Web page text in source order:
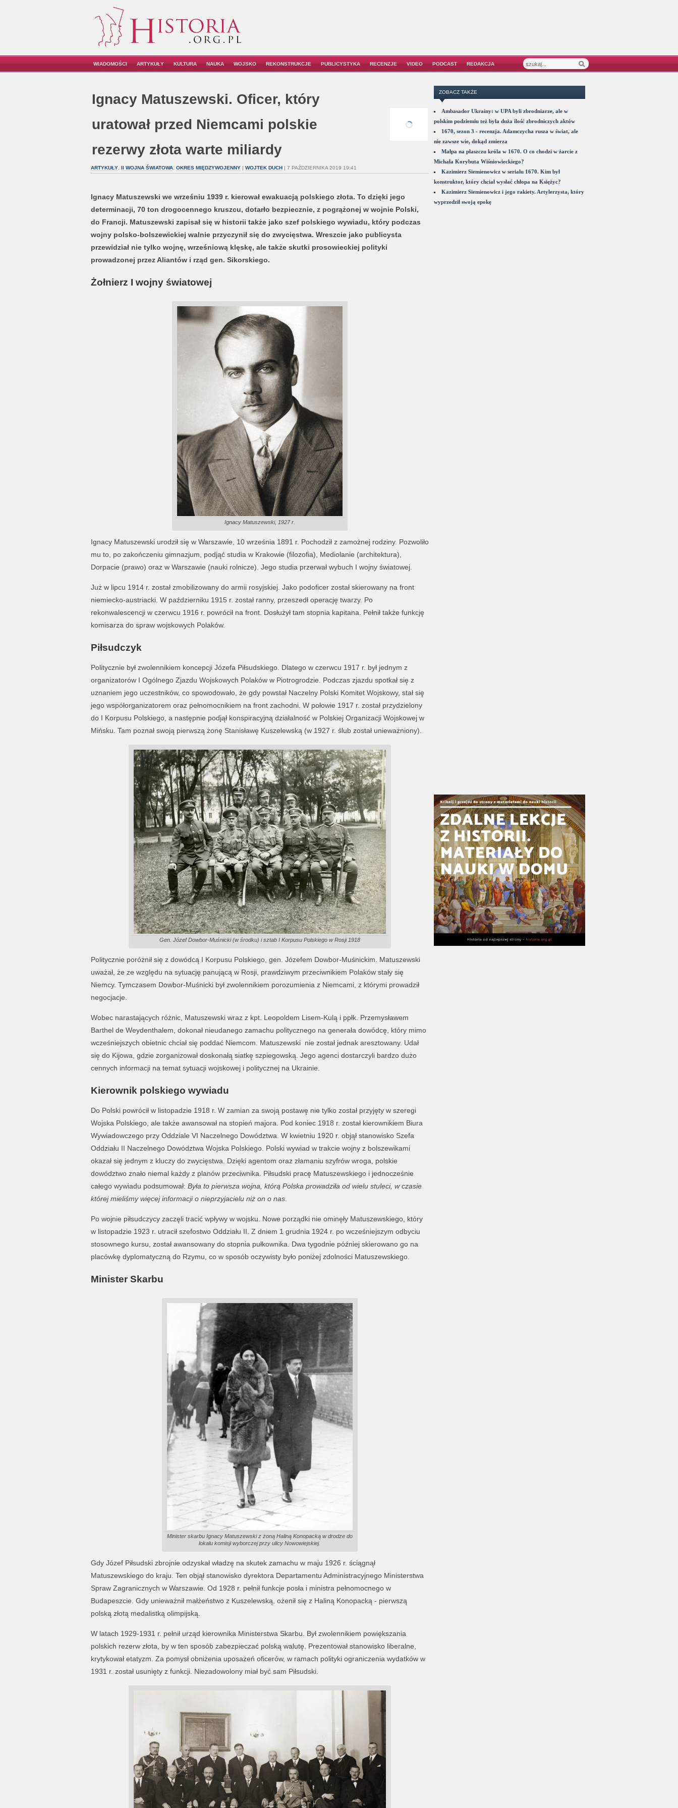
WIADOMOŚCI ARTYKUŁY KULTURA NAUKA WOJSKO REKONSTRUKCJE PUBLICYSTYKA RECENZJE VIDEO PODCAST REDAKCJA
Ignacy Matuszewski. Oficer, który
uratował przed Niemcami polskie
rezerwy złota warte miliardy
ARTYKUŁY, II WOJNA ŚWIATOWA, OKRES MIĘDZYWOJENNY| WOJTEK DUCH| 7 PAŹDZIERNIKA 2019 19:41
Ignacy Matuszewski we wrześniu 1939 r. kierował ewakuacją polskiego złota. To dzięki jego
determinacji, 70 ton drogocennego kruszcu, dotarło bezpiecznie, z pogrążonej w wojnie Polski,
do Francji. Matuszewski zapisał się w historii także jako szef polskiego wywiadu, który podczas
wojny polsko-bolszewickiej walnie przyczynił się do zwycięstwa. Wreszcie jako publicysta
przewidział nie tylko wojnę, wrześniową klęskę, ale także skutki prosowieckiej polityki
prowadzonej przez Aliantów i rząd gen. Sikorskiego.
Żołnierz I wojny światowej
Ignacy Matuszewski, 1927 r.
Ignacy Matuszewski urodził się w Warszawie, 10 września 1891 r. Pochodził z zamożnej rodziny. Pozwoliło
mu to, po zakończeniu gimnazjum, podjąć studia w Krakowie (filozofia), Mediolanie (architektura),
Dorpacie (prawo) oraz w Warszawie (nauki rolnicze). Jego studia przerwał wybuch I wojny światowej.
Już w lipcu 1914 r. został zmobilizowany do armii rosyjskiej. Jako podoficer został skierowany na front
niemiecko-austriacki. W październiku 1915 r. został ranny, przeszedł operację twarzy. Po
rekonwalescencji w czerwcu 1916 r. powrócił na front. Dosłużył tam stopnia kapitana. Pełnił także funkcję
komisarza do spraw wojskowych Polaków.
Piłsudczyk
Politycznie był zwolennikiem koncepcji Józefa Piłsudskiego. Dlatego w czerwcu 1917 r. był jednym z
organizatorów I Ogólnego Zjazdu Wojskowych Polaków w Piotrogrodzie. Podczas zjazdu spotkał się z
uznaniem jego uczestników, co spowodowało, że gdy powstał Naczelny Polski Komitet Wojskowy, stał się
jego współorganizatorem oraz pełnomocnikiem na front zachodni. W połowie 1917 r. został przydzielony
do I Korpusu Polskiego, a następnie podjął konspiracyjną działalność w Polskiej Organizacji Wojskowej w
Mińsku. Tam poznał swoją pierwszą żonę Stanisławę Kuszelewską (w 1927 r. ślub został unieważniony).
Gen. Józef Dowbor-Muśnicki (w środku) i sztab I Korpusu Polskiego w Rosji 1918
Politycznie poróżnił się z dowódcą I Korpusu Polskiego, gen. Józefem Dowbor-Muśnickim. Matuszewski
uważał, że ze względu na sytuację panującą w Rosji, prawdziwym przeciwnikiem Polaków stały się
Niemcy. Tymczasem Dowbor-Muśnicki był zwolennikiem porozumienia z Niemcami, z którymi prowadził
negocjacje.
Wobec narastających różnic, Matuszewski wraz z kpt. Leopoldem Lisem-Kulą i ppłk. Przemysławem
Barthel de Weydenthalem, dokonał nieudanego zamachu politycznego na generała dowódcę, który mimo
wcześniejszych obietnic chciał się poddać Niemcom. Matuszewski nie został jednak aresztowany. Udał
się do Kijowa, gdzie zorganizował doskonałą siatkę szpiegowską. Jego agenci dostarczyli bardzo dużo
cennych informacji na temat sytuacji wojskowej i politycznej na Ukrainie.
Kierownik polskiego wywiadu
Do Polski powrócił w listopadzie 1918 r. W zamian za swoją postawę nie tylko został przyjęty w szeregi
Wojska Polskiego, ale także awansował na stopień majora. Pod koniec 1918 r. został kierownikiem Biura
Wywiadowczego przy Oddziale VI Naczelnego Dowództwa. W kwietniu 1920 r. objął stanowisko Szefa
Oddziału II Naczelnego Dowództwa Wojska Polskiego. Polski wywiad w trakcie wojny z bolszewikami
okazał się jednym z kluczy do zwycięstwa. Dzięki agentom oraz złamaniu szyfrów wroga, polskie
dowództwo znało niemal każdy z planów przeciwnika. Piłsudski pracę Matuszewskiego i jednocześnie
całego wywiadu podsumował: Była to pierwsza wojna, którą Polska prowadziła od wielu stuleci, w czasie
której mieliśmy więcej informacji o nieprzyjacielu niż on o nas.
Po wojnie piłsudczycy zaczęli tracić wpływy w wojsku. Nowe porządki nie ominęły Matuszewskiego, który
w listopadzie 1923 r. utracił szefostwo Oddziału II. Z dniem 1 grudnia 1924 r. po wcześniejszym odbyciu
stosownego kursu, został awansowany do stopnia pułkownika. Dwa tygodnie później skierowano go na
placówkę dyplomatyczną do Rzymu, co w sposób oczywisty było poniżej zdolności Matuszewskiego.
Minister Skarbu
Minister skarbu Ignacy Matuszewski z żoną Haliną Konopacką w drodze do
lokalu komisji wyborczej przy ulicy Nowowiejskiej.
Gdy Józef Piłsudski zbrojnie odzyskał władzę na skutek zamachu w maju 1926 r. ściągnął
Matuszewskiego do kraju. Ten objął stanowisko dyrektora Departamentu Administracyjnego Ministerstwa
Spraw Zagranicznych w Warszawie. Od 1928 r. pełnił funkcje posła i ministra pełnomocnego w
Budapeszcie. Gdy unieważnił małżeństwo z Kuszelewską, ożenił się z Haliną Konopacką - pierwszą
polską złotą medalistką olimpijską.
W latach 1929-1931 r. pełnił urząd kierownika Ministerstwa Skarbu. Był zwolennikiem powiększania
polskich rezerw złota, by w ten sposób zabezpieczać polską walutę. Prezentował stanowisko liberalne,
krytykował etatyzm. Za pomysł obniżenia uposażeń oficerów, w ramach polityki ograniczenia wydatków w
1931 r. został usunięty z funkcji. Niezadowolony miał być sam Piłsudski.
ZOBACZ TAKŻE
Ambasador Ukrainy: w UPA byli zbrodniarze, ale w
polskim podziemiu też była duża ilość zbrodniczych aktów
1670, sezon 3 - recenzja. Adamczycha rusza w świat, ale
nie zawsze wie, dokąd zmierza
Małpa na płaszczu króla w 1670. O co chodzi w żarcie z
Michała Korybuta Wiśniowieckiego?
Kazimierz Siemienowicz w serialu 1670. Kim był
konstruktor, który chciał wysłać chłopa na Księżyc?
Kazimierz Siemienowicz i jego rakiety. Artylerzysta, który
wyprzedził swoją epokę